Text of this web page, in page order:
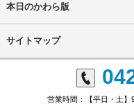
本日のかわら版
サイトマップ
営業時間：【平日・土